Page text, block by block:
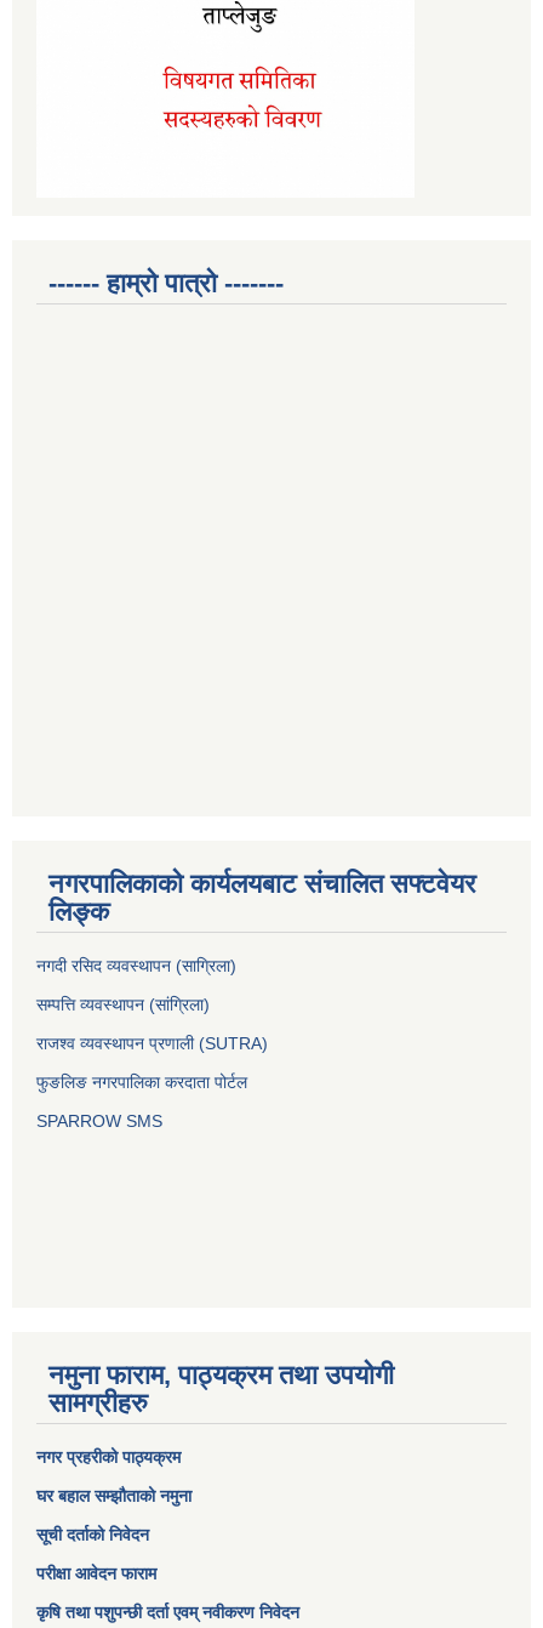
------ हाम्रो पात्रो -------
नगरपालिकाको कार्यलयबाट संचालित सफ्टवेयर
लिङ्क
नगदी रसिद व्यवस्थापन (साग्रिला)
सम्पत्ति व्यवस्थापन (सांग्रिला)
राजश्व व्यवस्थापन प्रणाली (SUTRA)
फुङलिङ नगरपालिका करदाता पोर्टल
SPARROW SMS
नमुना फाराम, पाठ्यक्रम तथा उपयोगी
सामग्रीहरु
नगर प्रहरीको पाठ्यक्रम
घर बहाल सम्झौताको नमुना
सूची दर्ताको निवेदन
परीक्षा आवेदन फाराम
कृषि तथा पशुपन्छी दर्ता एवम् नवीकरण निवेदन